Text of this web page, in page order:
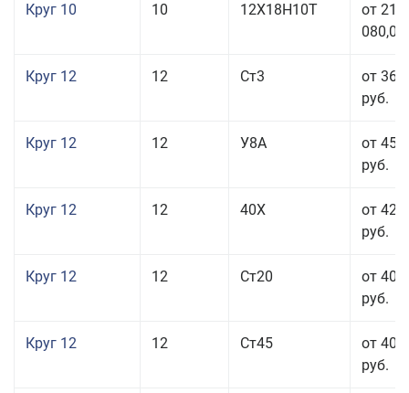
Круг 10 10 12Х18Н10Т
от 215
080,00
Круг 12 12 Ст3
от 36
руб.
Круг 12 12 У8А
от 45
руб.
Круг 12 12 40Х
от 42
руб.
Круг 12 12 Ст20
от 40
руб.
Круг 12 12 Ст45
от 40
руб.